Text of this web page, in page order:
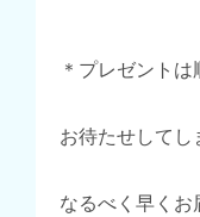
＊プレゼントは
お待たせしてし
なるべく早くお